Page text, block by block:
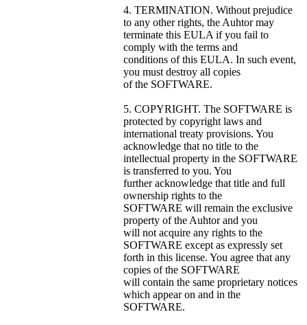
4. TERMINATION. Without prejudice
to any other rights, the Auhtor may
terminate this EULA if you fail to
comply with the terms and
conditions of this EULA. In such event,
you must destroy all copies
of the SOFTWARE.
5. COPYRIGHT. The SOFTWARE is
protected by copyright laws and
international treaty provisions. You
acknowledge that no title to the
intellectual property in the SOFTWARE
is transferred to you. You
further acknowledge that title and full
ownership rights to the
SOFTWARE will remain the exclusive
property of the Auhtor and you
will not acquire any rights to the
SOFTWARE except as expressly set
forth in this license. You agree that any
copies of the SOFTWARE
will contain the same proprietary notices
which appear on and in the
SOFTWARE.